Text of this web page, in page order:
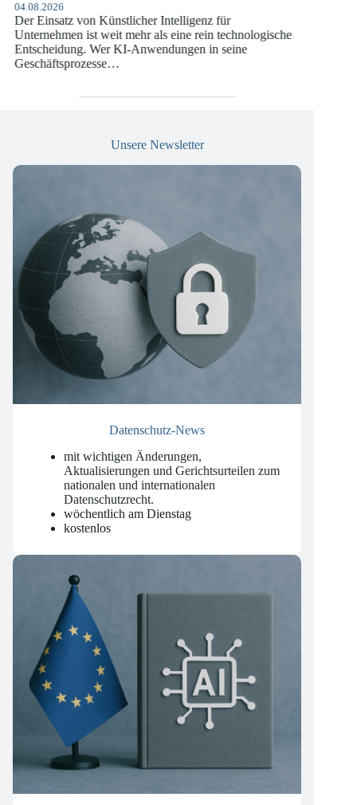
von Künstlicher Intelligenz für
ist weit mehr als eine rein technologische
Wer KI-Anwendungen in seine
Die europäische
Unsere Newsletter
Datenschutz-News
mit wichtigen Änderungen,
Aktualisierungen und Gerichtsurteilen zum
nationalen und internationalen
Datenschutzrecht.
wöchentlich am Dienstag